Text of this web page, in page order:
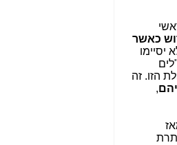
כאשר
יסיימו
חזיתי במדויק את הנפילת כל 3 המנכ"לים
הזו. זה
,